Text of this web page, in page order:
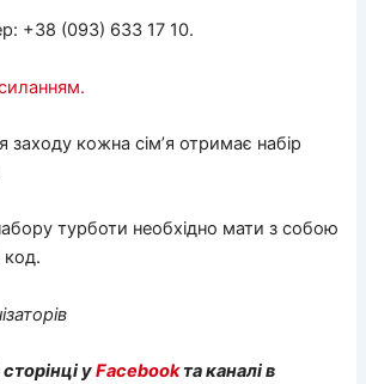
+38 (093) 633 17 10.
заходу кожна сім’я отримає набір
турботи необхідно мати з собою
код.
уFacebookта каналі в